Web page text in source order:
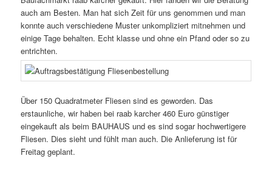
auch am Besten. Man hat sich Zeit für uns genommen und man
konnte auch verschiedene Muster unkompliziert mitnehmen und
einige Tage behalten. Echt klasse und ohne ein Pfand oder so zu
entrichten.
Über 150 Quadratmeter Fliesen sind es geworden. Das
erstaunliche, wir haben bei raab karcher 460 Euro günstiger
eingekauft als beim BAUHAUS und es sind sogar hochwertigere
Fliesen. Dies sieht und fühlt man auch. Die Anlieferung ist für
Freitag geplant.